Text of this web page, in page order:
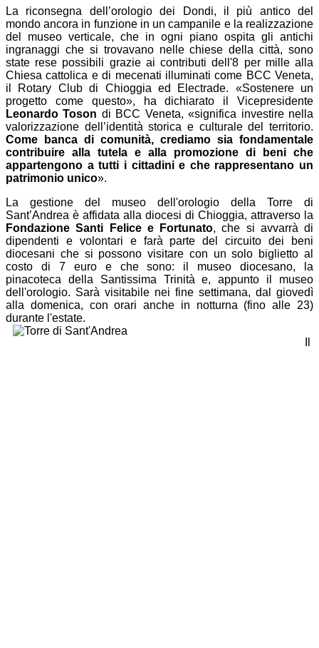
La riconsegna dell’orologio dei Dondi, il più antico del
mondo ancora in funzione in un campanile e la realizzazione
del museo verticale, che in ogni piano ospita gli antichi
ingranaggi che si trovavano nelle chiese della città, sono
state rese possibili grazie ai contributi dell'8 per mille alla
Chiesa cattolica e di mecenati illuminati come BCC Veneta,
il Rotary Club di Chioggia ed Electrade. «Sostenere un
progetto come questo», ha dichiarato il Vicepresidente
Leonardo Toson di BCC Veneta, «significa investire nella
valorizzazione dell’identità storica e culturale del territorio.
Come banca di comunità, crediamo sia fondamentale
contribuire alla tutela e alla promozione di beni che
appartengono a tutti i cittadini e che rappresentano un
patrimonio unico».
La gestione del museo dell'orologio della Torre di
Sant’Andrea è affidata alla diocesi di Chioggia, attraverso la
Fondazione Santi Felice e Fortunato, che si avvarrà di
dipendenti e volontari e farà parte del circuito dei beni
diocesani che si possono visitare con un solo biglietto al
costo di 7 euro e che sono: il museo diocesano, la
pinacoteca della Santissima Trinità e, appunto il museo
dell'orologio. Sarà visitabile nei fine settimana, dal giovedì
alla domenica, con orari anche in notturna (fino alle 23)
durante l'estate.